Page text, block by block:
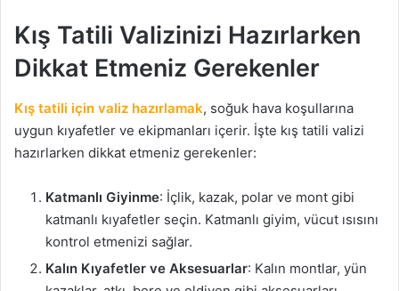
Kış Tatili Valizinizi Hazırlarken
Dikkat Etmeniz Gerekenler
Kış tatili için valiz hazırlamak, soğuk hava koşullarına
uygun kıyafetler ve ekipmanları içerir. İşte kış tatili valizi
hazırlarken dikkat etmeniz gerekenler:
Katmanlı Giyinme: İçlik, kazak, polar ve mont gibi
katmanlı kıyafetler seçin. Katmanlı giyim, vücut ısısını
kontrol etmenizi sağlar.
Kalın Kıyafetler ve Aksesuarlar: Kalın montlar, yün